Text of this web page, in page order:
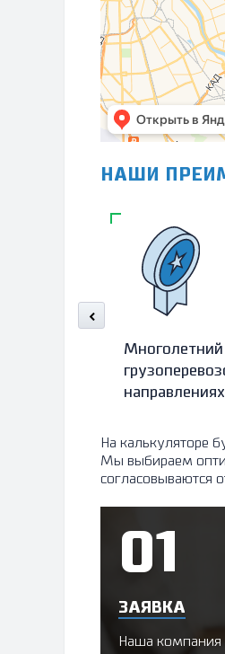
НАШИ
На калькуляторе
Мы выбираем
согласовываются
ЗАЯВКА
Наша компания